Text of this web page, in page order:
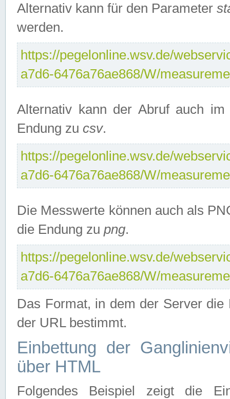
Alternativ kann für den Parameter
werden.
https://pegelonline.wsv.de/
a7d6-6476a76ae868/W/
Alternativ kann der Abruf auch
Endung zu csv.
https://pegelonline.wsv.de/
a7d6-6476a76ae868/W/
Die Messwerte können auch als
die Endung zu png.
https://pegelonline.wsv.de/
a7d6-6476a76ae868/W/
Das Format, in dem der Server
der URL bestimmt.
Einbettung der
über HTML
Folgendes Beispiel zeigt die